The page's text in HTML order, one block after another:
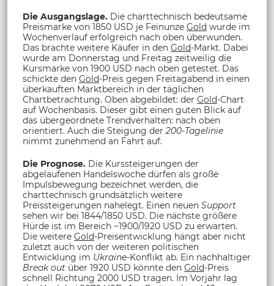
Die Ausgangslage. Die charttechnisch bedeutsame
Preismarke von 1850 USD je Feinunze Gold wurde im
Wochenverlauf erfolgreich nach oben überwunden.
Das brachte weitere Käufer in den Gold-Markt. Dabei
wurde am Donnerstag und Freitag zeitweilig die
Kursmarke von 1900 USD nach oben getestet. Das
schickte den Gold-Preis gegen Freitagabend in einen
überkauften Marktbereich in der täglichen
Chartbetrachtung. Oben abgebildet: der Gold-Chart
auf Wochenbasis. Dieser gibt einen guten Blick auf
das übergeordnete Trendverhalten: nach oben
orientiert. Auch die Steigung der 200-Tagelinie
nimmt zunehmend an Fahrt auf.
Die Prognose. Die Kurssteigerungen der
abgelaufenen Handelswoche dürfen als große
Impulsbewegung bezeichnet werden, die
charttechnisch grundsätzlich weitere
Preissteigerungen nahelegt. Einen neuen Support
sehen wir bei 1844/1850 USD. Die nächste größere
Hürde ist im Bereich ~1900/1920 USD zu erwarten.
Die weitere Gold-Preisentwicklung hängt aber nicht
zuletzt auch von der weiteren politischen
Entwicklung im Ukraine-Konflikt ab. Ein nachhaltiger
Break out über 1920 USD könnte den Gold-Preis
schnell Richtung 2000 USD tragen. Im Vorjahr lag